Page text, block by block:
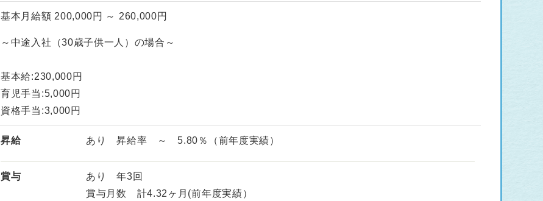
基本月給額 200,000円 ～ 260,000円
～中途入社（30歳子供一人）の場合～
基本給:230,000円
育児手当:5,000円
資格手当:3,000円
昇給 あり 昇給率 ～ 5.80％（前年度実績）
賞与
あり 年3回
賞与月数 計4.32ヶ月(前年度実績）